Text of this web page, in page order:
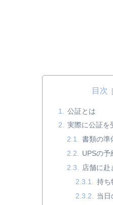
目次
公証とは
実際に公証を
書類の準
UPSの予
店舗に赴
持ち
当日